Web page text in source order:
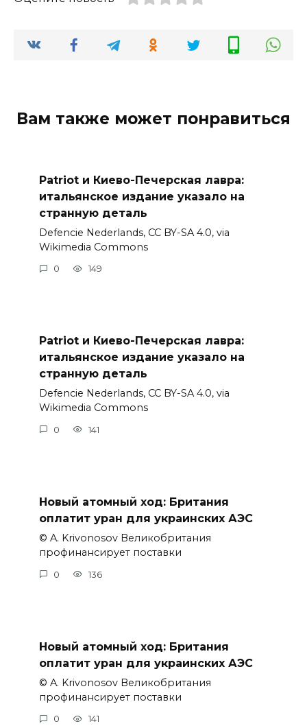
Вам также может понравиться
Patriot и Киево-Печерская лавра:
итальянское издание указало на
странную деталь
Defencie Nederlands, CC BY-SA 4.0, via
Wikimedia Commons
0 149
Patriot и Киево-Печерская лавра:
итальянское издание указало на
странную деталь
Defencie Nederlands, CC BY-SA 4.0, via
Wikimedia Commons
0 141
Новый атомный ход: Британия
оплатит уран для украинских АЭС
© A. Krivonosov Великобритания
профинансирует поставки
0 136
Новый атомный ход: Британия
оплатит уран для украинских АЭС
© A. Krivonosov Великобритания
профинансирует поставки
0 141